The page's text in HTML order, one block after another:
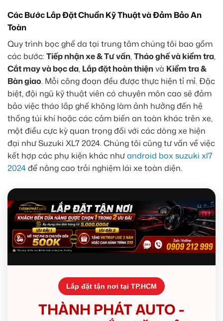
Các Bước Lắp Đặt Chuẩn Kỹ Thuật và Đảm Bảo An
Toàn
Quy trình bọc ghế da tại trung tâm chúng tôi bao gồm
các bước:Tiếp nhận xe & Tư vấn,Tháo ghế và kiểm tra,
Cắt may và bọc da, Lắp đặt hoàn thiệnvà Kiểm tra &
Bàn giao. Mỗi công đoạn đều được thực hiện tỉ mỉ. Đặc
biệt, đội ngũ kỹ thuật viên có chuyên môn cao sẽ đảm
bảo việc tháo lắp ghế không làm ảnh hưởng đến hệ
thống túi khí hoặc các cảm biến an toàn khác trên xe,
một điều cực kỳ quan trọng đối với các dòng xe hiện
đại như Suzuki XL7 2024. Chúng tôi cũng tư vấn về việc
kết hợp các phụ kiện khác nhưandroid box suzuki xl7
2024để nâng cao trải nghiệm lái xe toàn diện.
Lắp đặt tận nơi tại TP.HCM
THÀNH PHÁT AUTO -